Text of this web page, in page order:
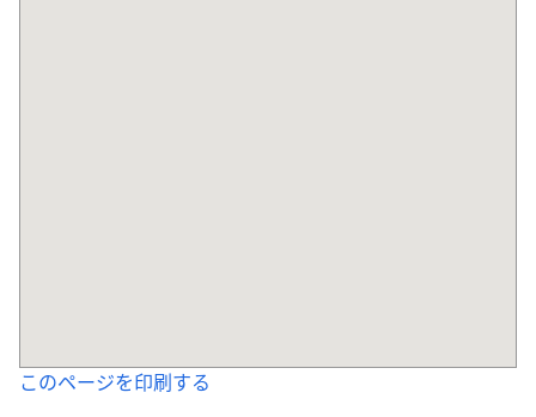
このページを印刷する